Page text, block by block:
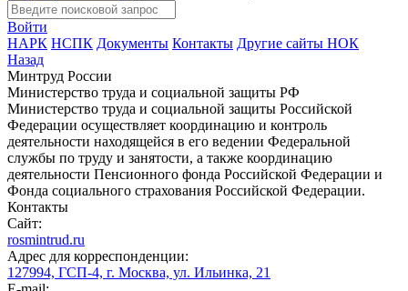
Войти
НАРК НСПК Документы Контакты Другие сайты НОК
Назад
Минтруд России
Министерство труда и социальной защиты РФ
Министерство труда и социальной защиты Российской
Федерации осуществляет координацию и контроль
деятельности находящейся в его ведении Федеральной
службы по труду и занятости, а также координацию
деятельности Пенсионного фонда Российской Федерации и
Фонда социального страхования Российской Федерации.
Контакты
Сайт:
rosmintrud.ru
Адрес для корреспонденции:
127994, ГСП-4, г. Москва, ул. Ильинка, 21